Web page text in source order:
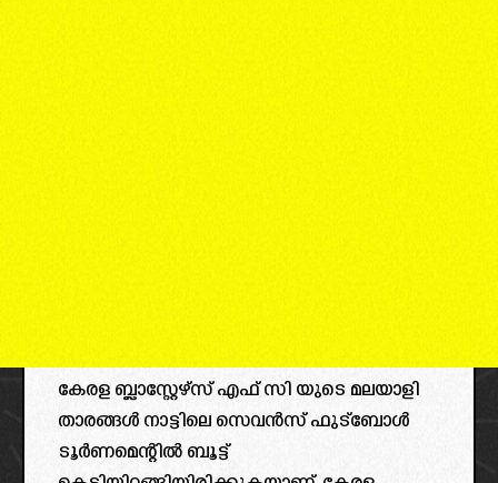
കേരള ബ്ലാസ്റ്റേഴ്‌സ് എഫ് സി യുടെ മലയാളി
താരങ്ങൾ നാട്ടിലെ സെവൻസ് ഫുട്ബോൾ
ടൂർണമെന്റിൽ ബൂട്ട്